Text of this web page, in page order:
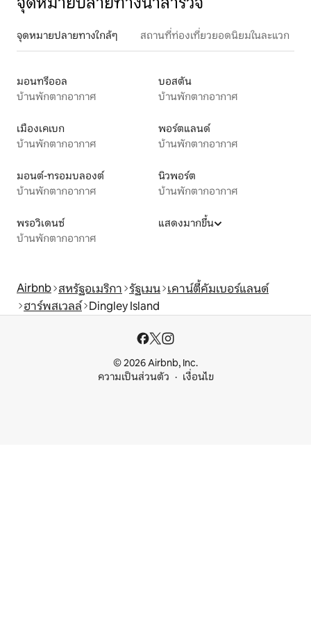
จุดหมายปลายทางใกล้ๆ สถานที่ท่องเที่ยวยอดนิยมในละแวก
มอนทรีออล
บ้านพักตากอากาศ
บอสตัน
บ้านพักตากอากาศ
เมืองเคเบก
บ้านพักตากอากาศ
พอร์ตแลนด์
บ้านพักตากอากาศ
มอนต์-ทรอมบลองต์
บ้านพักตากอากาศ
นิวพอร์ต
บ้านพักตากอากาศ
พรอวิเดนซ์
บ้านพักตากอากาศ
แสดงมากขึ้น
Airbnb สหรัฐอเมริกา รัฐเมน เคาน์ตี้คัมเบอร์แลนด์
ฮาร์พสเวลล์ Dingley Island
© 2026 Airbnb, Inc.
ความเป็นส่วนตัว
เงื่อนไข